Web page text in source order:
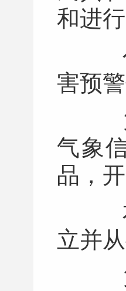
和进
公
害预
第
气象
品，
本
立并
第